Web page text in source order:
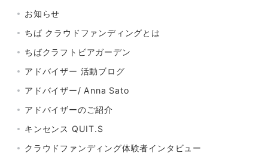
お知らせ
ちば クラウドファンディングとは
ちばクラフトビアガーデン
アドバイザー 活動ブログ
アドバイザー/ Anna Sato
アドバイザーのご紹介
キンセンス QUIT.S
クラウドファンディング体験者インタビュー